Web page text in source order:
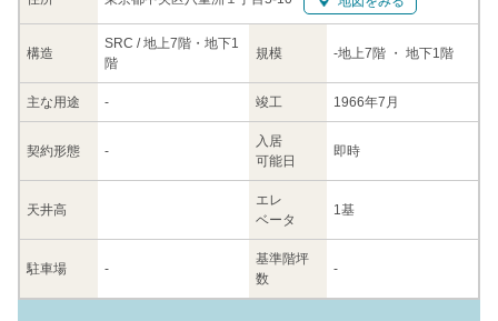
構造
SRC / 地上7階・地下1
階
規模 -地上7階 ・ 地下1階
主な用途 - 竣工 1966年7月
契約形態 -
入居
可能日
即時
天井高
エレ
ベータ
1基
駐車場 -
基準階坪
数
-